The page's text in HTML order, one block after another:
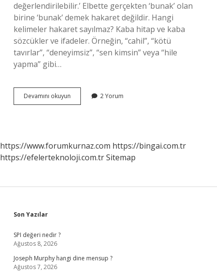
değerlendirilebilir.’ Elbette gerçekten ‘bunak’ olan
birine ‘bunak’ demek hakaret değildir. Hangi
kelimeler hakaret sayılmaz? Kaba hitap ve kaba
sözcükler ve ifadeler. Örneğin, “cahil”, “kötü
tavırlar”, “deneyimsiz”, “sen kimsin” veya “hile
yapma” gibi…
Devamını okuyun Bunamış
Demek
2 Yorum
https://www.forumkurnaz.com https://bingai.com.tr
https://efelerteknoloji.com.trSitemap
Sidebar
Son Yazılar
SPI değeri nedir ?
Ağustos 8, 2026
Joseph Murphy hangi dine mensup ?
Ağustos 7, 2026